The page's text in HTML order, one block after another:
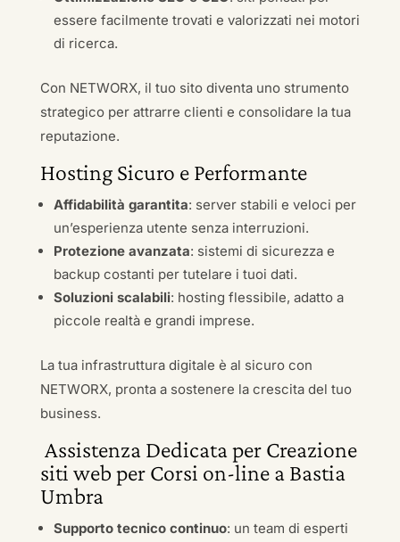
essere facilmente trovati e valorizzati nei motori
di ricerca.
Con NETWORX, il tuo sito diventa uno strumento
strategico per attrarre clienti e consolidare la tua
reputazione.
Hosting Sicuro e Performante
Affidabilità garantita: server stabili e veloci per
un’esperienza utente senza interruzioni.
Protezione avanzata: sistemi di sicurezza e
backup costanti per tutelare i tuoi dati.
Soluzioni scalabili: hosting flessibile, adatto a
piccole realtà e grandi imprese.
La tua infrastruttura digitale è al sicuro con
NETWORX, pronta a sostenere la crescita del tuo
business.
Assistenza Dedicata per Creazione
siti web per Corsi on-line a Bastia
Umbra
Supporto tecnico continuo: un team di esperti